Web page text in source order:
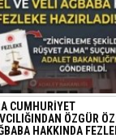
CUMHURİYET
ÖZGÜR
HAKKINDA